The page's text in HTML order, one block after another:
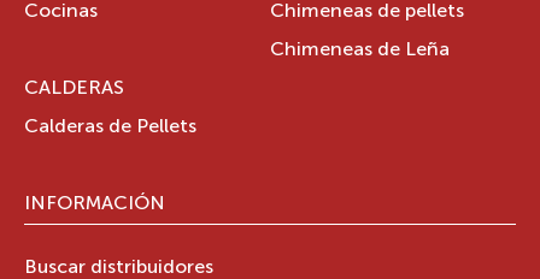
Cocinas
Chimeneas de pellets
Chimeneas de Leña
CALDERAS
Calderas de Pellets
INFORMACIÓN
Buscar distribuidores